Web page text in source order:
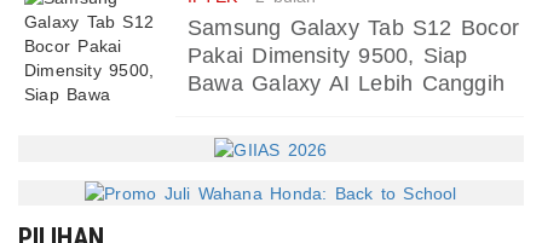
Samsung Galaxy Tab S12 Bocor
Pakai Dimensity 9500, Siap
Bawa Galaxy AI Lebih Canggih